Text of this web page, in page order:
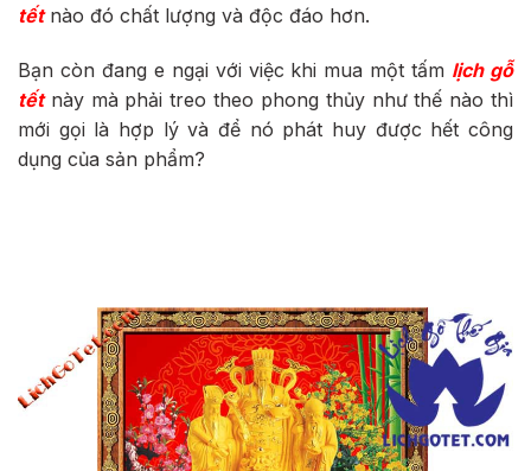
tếtnào đó chất lượng và độc đáo hơn.
Bạn còn đang e ngại với việc khi mua một tấm lịch gỗ
tếtnày mà phải treo theo phong thủy như thế nào thì
mới gọi là hợp lý và để nó phát huy được hết công
dụng của sản phẩm?